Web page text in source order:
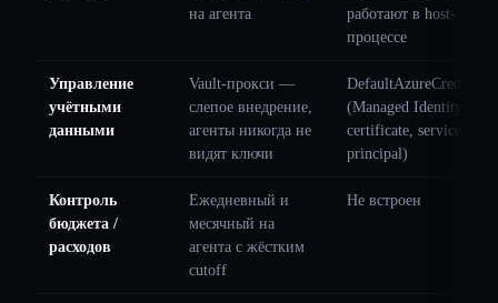
на агента
работают в host-
процессе
Управление
учётными
данными
Vault-прокси —
слепое внедрение,
агенты никогда не
видят ключи
DefaultAzureCredential
(Managed Identity,
certificate, service
principal)
Контроль
бюджета /
расходов
Ежедневный и
месячный на
агента с жёстким
cutoff
Не встроен